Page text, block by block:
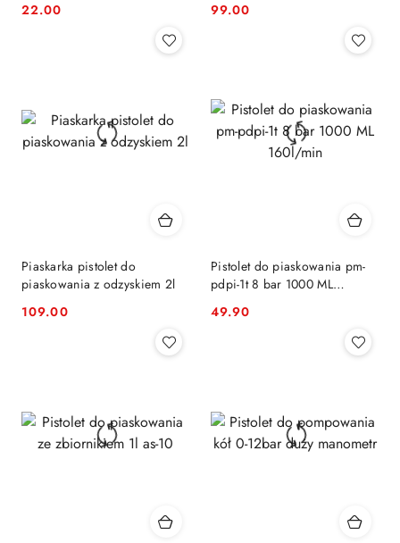
Cena:
22.00 Cena:
99.00
Piaskarka pistolet do
piaskowania z odzyskiem 2l
Cena:
109.00
Pistolet do piaskowania pm-
pdpi-1t 8 bar 1000 ML
Cena:
49.90